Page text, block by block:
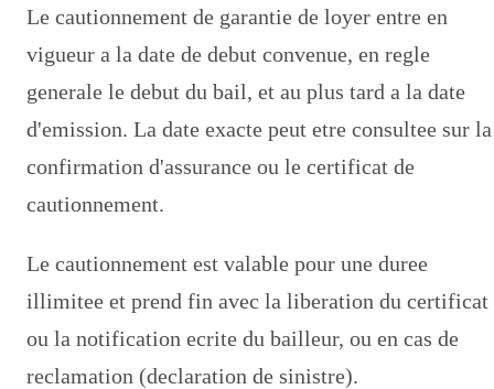
Le cautionnement de garantie de loyer entre en
vigueur a la date de debut convenue, en regle
generale le debut du bail, et au plus tard a la date
d'emission. La date exacte peut etre consultee sur la
confirmation d'assurance ou le certificat de
cautionnement.
Le cautionnement est valable pour une duree
illimitee et prend fin avec la liberation du certificat
ou la notification ecrite du bailleur, ou en cas de
reclamation (declaration de sinistre).